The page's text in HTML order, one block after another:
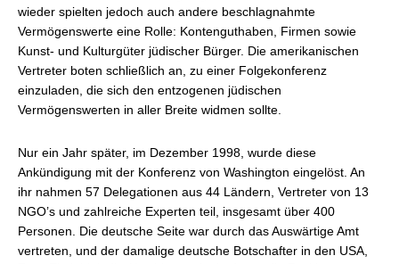
wieder spielten jedoch auch andere beschlagnahmte
Vermögenswerte eine Rolle: Kontenguthaben, Firmen sowie
Kunst- und Kulturgüter jüdischer Bürger. Die amerikanischen
Vertreter boten schließlich an, zu einer Folgekonferenz
einzuladen, die sich den entzogenen jüdischen
Vermögenswerten in aller Breite widmen sollte.
Nur ein Jahr später, im Dezember 1998, wurde diese
Ankündigung mit der Konferenz von Washington eingelöst. An
ihr nahmen 57 Delegationen aus 44 Ländern, Vertreter von 13
NGO’s und zahlreiche Experten teil, insgesamt über 400
Personen. Die deutsche Seite war durch das Auswärtige Amt
vertreten, und der damalige deutsche Botschafter in den USA,